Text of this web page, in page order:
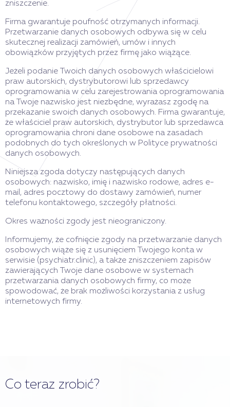
zniszczenie.
Firma gwarantuje poufność otrzymanych informacji.
Przetwarzanie danych osobowych odbywa się w celu
skutecznej realizacji zamówień, umów i innych
obowiązków przyjętych przez firmę jako wiążące.
Jeżeli podanie Twoich danych osobowych właścicielowi
praw autorskich, dystrybutorowi lub sprzedawcy
oprogramowania w celu zarejestrowania oprogramowania
na Twoje nazwisko jest niezbędne, wyrażasz zgodę na
przekazanie swoich danych osobowych. Firma gwarantuje,
że właściciel praw autorskich, dystrybutor lub sprzedawca
oprogramowania chroni dane osobowe na zasadach
podobnych do tych określonych w Polityce prywatności
danych osobowych.
Niniejsza zgoda dotyczy następujących danych
osobowych: nazwisko, imię i nazwisko rodowe, adres e-
mail, adres pocztowy do dostawy zamówień, numer
telefonu kontaktowego, szczegóły płatności.
Okres ważności zgody jest nieograniczony.
Informujemy, że cofnięcie zgody na przetwarzanie danych
osobowych wiąże się z usunięciem Twojego konta w
serwisie (psychiatr.clinic), a także zniszczeniem zapisów
zawierających Twoje dane osobowe w systemach
przetwarzania danych osobowych firmy, co może
spowodować, że brak możliwości korzystania z usług
internetowych firmy.
Co teraz zrobić?